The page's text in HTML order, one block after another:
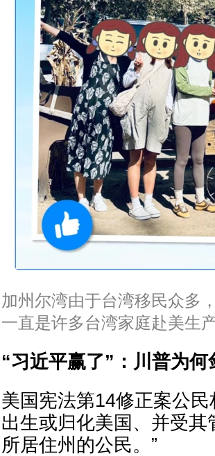
加州尔湾由于台湾移民众多
一直是许多台湾家庭赴美生
“习近平赢了”：川普为何
美国宪法第14修正案公
出生或归化美国、并受
所居住州的公民。”